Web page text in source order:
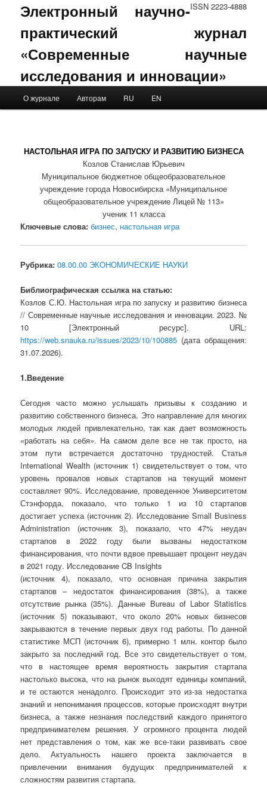
ISSN 2223-4888
Электронный научно-
практический журнал
«Современные научные
исследования и инновации»
Skip to primary content
Skip to secondary content
О журнале Авторам RU EN
НАСТОЛЬНАЯ ИГРА ПО ЗАПУСКУ И РАЗВИТИЮ БИЗНЕСА
Козлов Станислав Юрьевич
Муниципальное бюджетное общеобразовательное
учреждение города Новосибирска «Муниципальное
общеобразовательное учреждение Лицей № 113»
ученик 11 класса
Ключевые слова: бизнес, настольная игра
Рубрика: 08.00.00 ЭКОНОМИЧЕСКИЕ НАУКИ
Библиографическая ссылка на статью:
Козлов С.Ю. Настольная игра по запуску и развитию бизнеса
// Современные научные исследования и инновации. 2023. №
10 [Электронный ресурс]. URL:
https://web.snauka.ru/issues/2023/10/100885 (дата обращения:
31.07.2026).
1.Введение
Сегодня часто можно услышать призывы к созданию и
развитию собственного бизнеса. Это направление для многих
молодых людей привлекательно, так как дает возможность
«работать на себя». На самом деле все не так просто, на
этом пути встречается достаточно трудностей. Статья
International Wealth (источник 1) свидетельствует о том, что
уровень провалов новых стартапов на текущий момент
составляет 90%. Исследование, проведенное Университетом
Стэнфорда, показало, что только 1 из 10 стартапов
достигает успеха (источник 2). Исследование Small Business
Administration (источник 3), показало, что 47% неудач
стартапов в 2022 году были вызваны недостатком
финансирования, что почти вдвое превышает процент неудач
в 2021 году. Исследование CB Insights
(источник 4), показало, что основная причина закрытия
стартапов – недостаток финансирования (38%), а также
отсутствие рынка (35%). Данные Bureau of Labor Statistics
(источник 5)показывают, что около 20% новых бизнесов
закрываются в течение первых двух год работы. По данной
статистике МСП (источник 6), примерно 1 млн. контор было
закрыто за последний год. Все это свидетельствует о том,
что в настоящее время вероятность закрытия стартапа
настолько высока, что на рынок выходят единицы компаний,
и те остаются ненадолго. Происходит это из-за недостатка
знаний и непонимания процессов, которые происходят внутри
бизнеса, а также незнания последствий каждого принятого
предпринимателем решения. У огромногопроцента людей
нет представления о том, как же все-таки развивать свое
дело.Актуальность нашего проекта заключается в
привлечении внимания будущих предпринимателей к
сложностям развития стартапа.